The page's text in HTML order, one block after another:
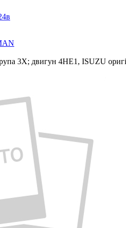
3X; двигун 4HE1, ISUZU